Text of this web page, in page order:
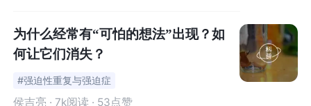
……
像这样反复出现的强迫思维和行为是强迫症的典型表现。
强迫思维是指不断出现在脑海中的、无法摆脱的想法或冲
为什么经常有“可怕的想法”出现？如
何让它们消失？
#强迫性重复与强迫症
侯吉亮 · 7k阅读 · 53点赞